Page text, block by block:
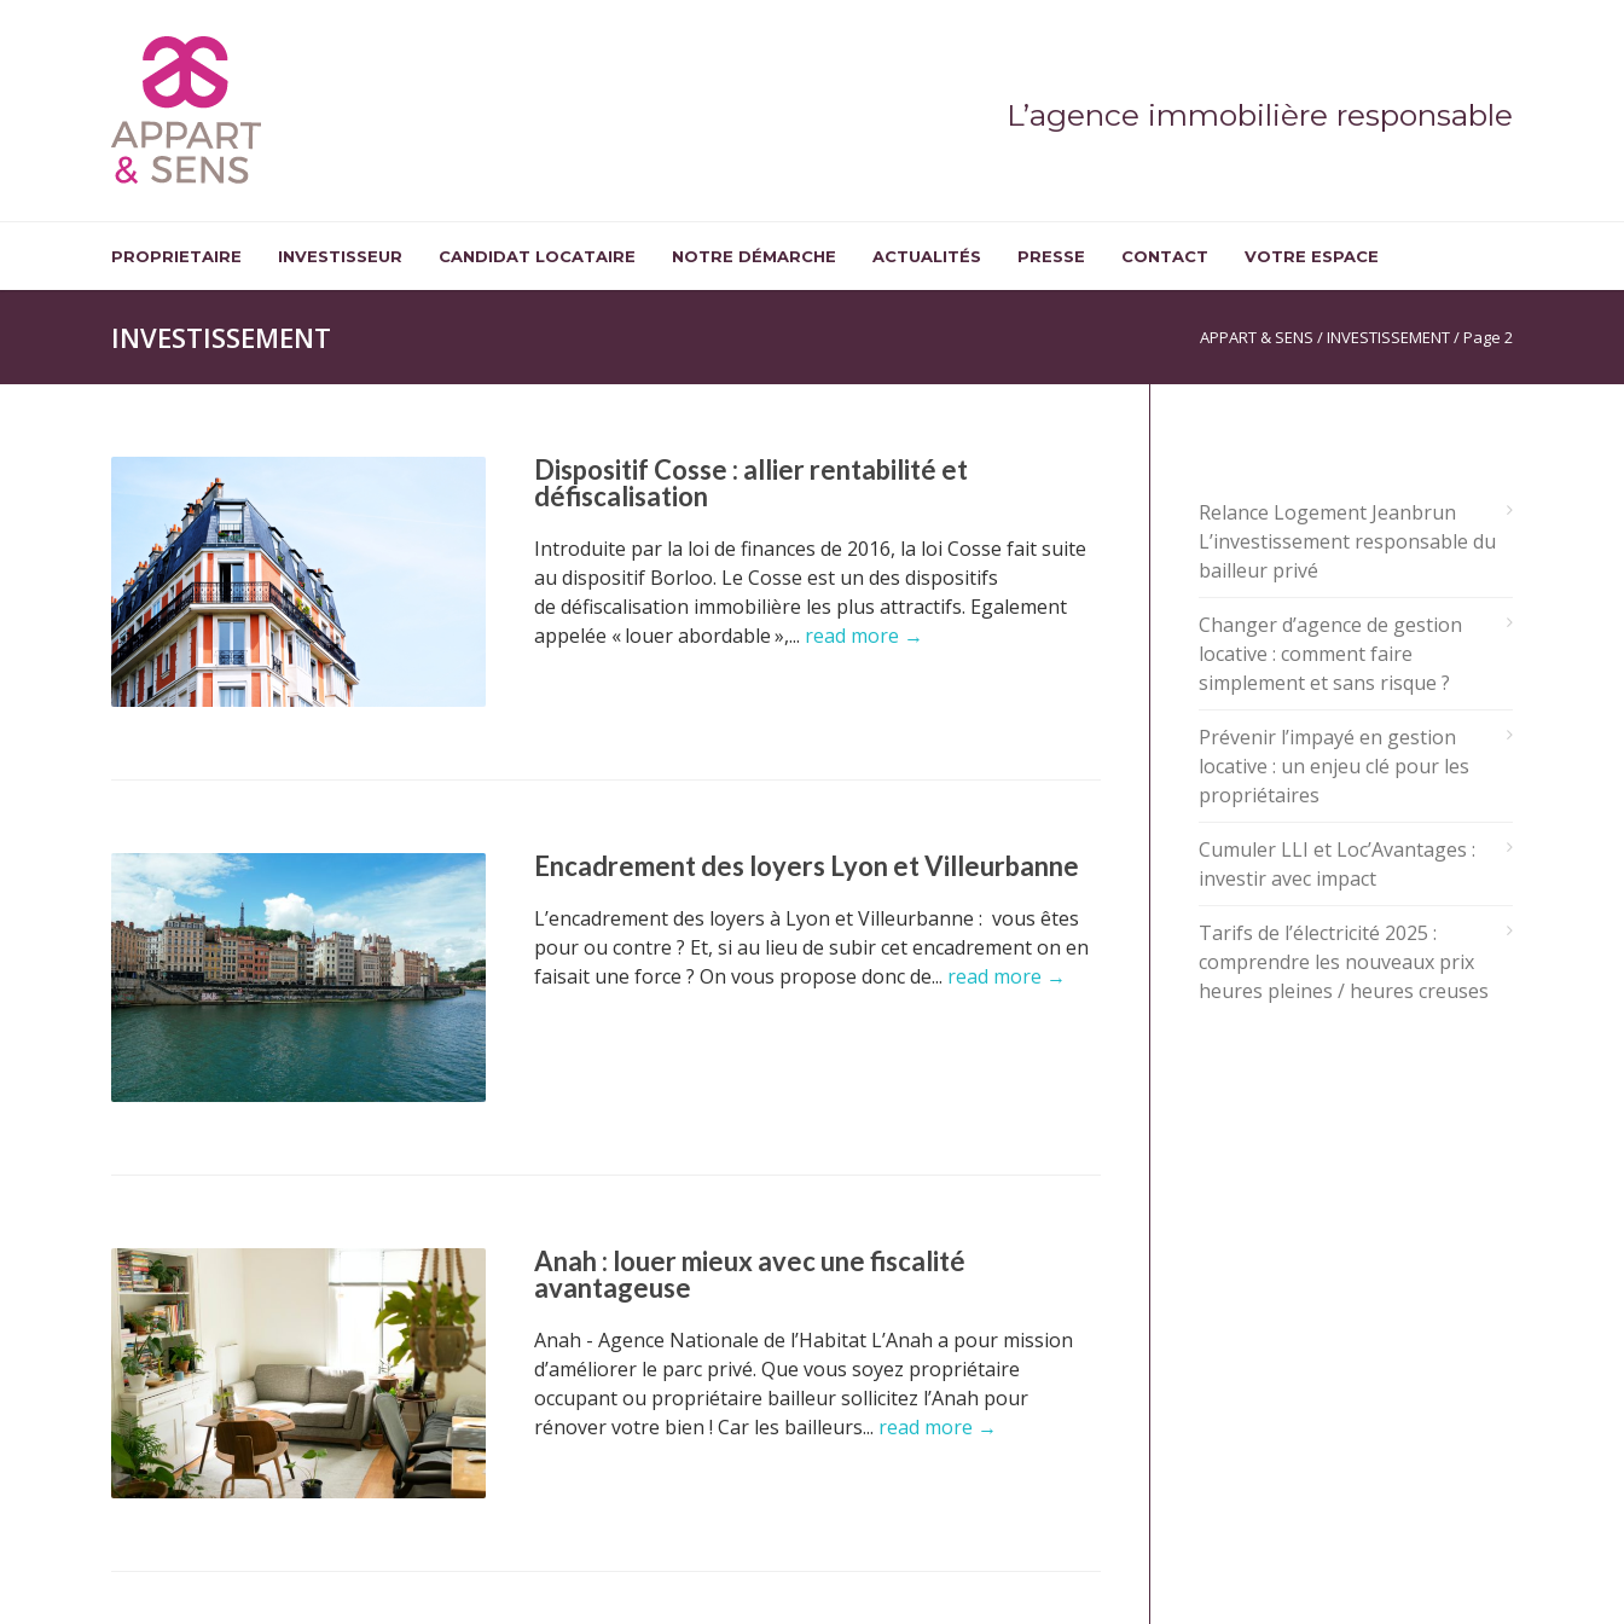
L’agence immobilière responsable
PROPRIETAIRE INVESTISSEUR CANDIDAT LOCATAIRE NOTRE DÉMARCHE ACTUALITÉS PRESSE CONTACT VOTRE ESPACE
INVESTISSEMENT APPART & SENS /INVESTISSEMENT/Page 2
Dispositif Cosse : allier rentabilité et
défiscalisation
Introduite par la loi de finances de 2016, la loi Cosse fait suite
au dispositif Borloo. Le Cosse est un des dispositifs
de défiscalisation immobilière les plus attractifs. Egalement
appelée « louer abordable »,... read more →
Encadrement des loyers Lyon et Villeurbanne
L’encadrement des loyers à Lyon et Villeurbanne : vous êtes
pour ou contre ? Et, si au lieu de subir cet encadrement on en
faisait une force ? On vous propose donc de... read more →
Anah : louer mieux avec une fiscalité
avantageuse
Anah - Agence Nationale de l’Habitat L’Anah a pour mission
d’améliorer le parc privé. Que vous soyez propriétaire
occupant ou propriétaire bailleur sollicitez l’Anah pour
rénover votre bien ! Car les bailleurs... read more →
Relance Logement Jeanbrun
L’investissement responsable du
bailleur privé
Changer d’agence de gestion
locative : comment faire
simplement et sans risque ?
Prévenir l’impayé en gestion
locative : un enjeu clé pour les
propriétaires
Cumuler LLI et Loc’Avantages :
investir avec impact
Tarifs de l’électricité 2025 :
comprendre les nouveaux prix
heures pleines / heures creuses